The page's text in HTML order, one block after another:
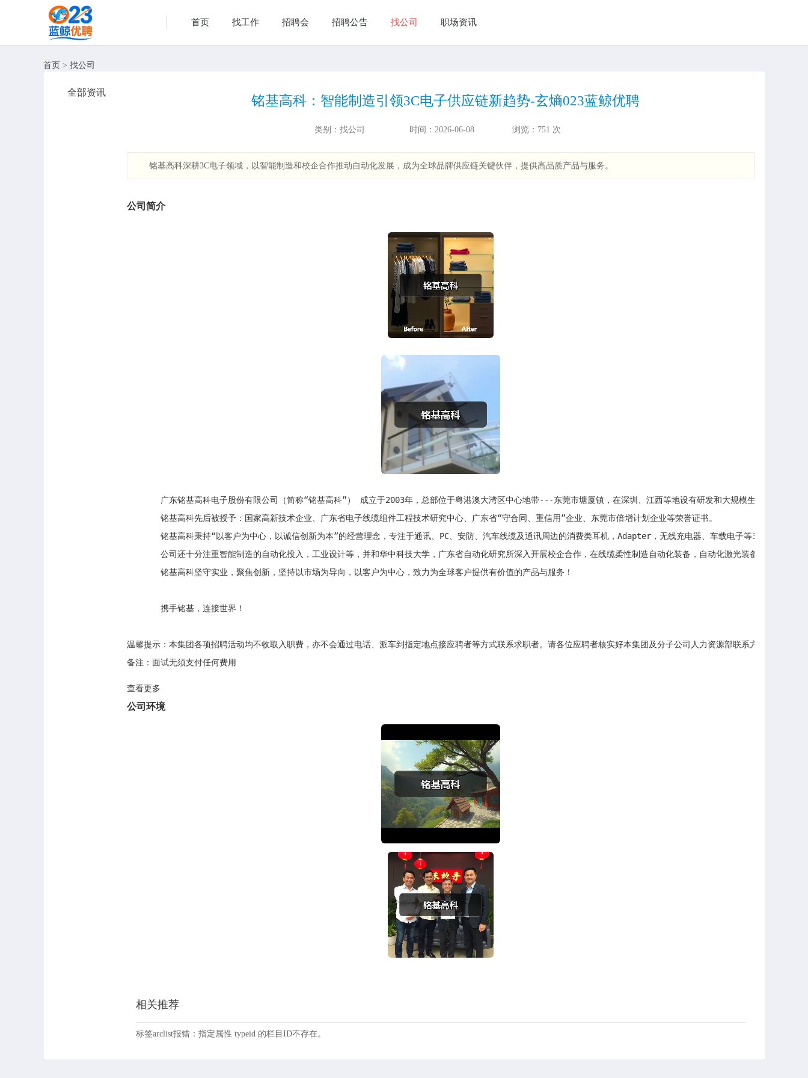
首页 找工作 招聘会 招聘公告 找公司 职场资讯
首页 > 找公司
全部资讯
铭基高科：智能制造引领3C电子供应链新趋势-玄熵023蓝鲸优聘
类别：找公司 时间： 2026-06-08 浏览： 751 次
铭基高科深耕3C电子领域，以智能制造和校企合作推动自动化发展，成为全球品牌供应链关键伙伴，提供高品质产品与服务。
公司简介
广东铭基高科电子股份有限公司（简称“铭基高科”） 成立于2003年，总部位于粤港澳大湾区中心地带---东莞市塘厦镇，在深圳、江西等地设有研发和大规模生产基地，在
       铭基高科先后被授予：国家高新技术企业、广东省电子线缆组件工程技术研究中心、广东省“守合同、重信用”企业、东莞市倍增计划企业等荣誉证书。
铭基高科秉持“以客户为中心，以诚信创新为本”的经营理念，专注于通讯、PC、安防、汽车线缆及通讯周边的消费类耳机，Adapter，无线充电器、车载电子等3C电子产品
公司还十分注重智能制造的自动化投入，工业设计等，并和华中科技大学，广东省自动化研究所深入开展校企合作，在线缆柔性制造自动化装备，自动化激光装备和视觉检测
       铭基高科坚守实业，聚焦创新，坚持以市场为导向，以客户为中心，致力为全球客户提供有价值的产品与服务！
       携手铭基，连接世界！
温馨提示：本集团各项招聘活动均不收取入职费，亦不会通过电话、派车到指定地点接应聘者等方式联系求职者。请各位应聘者核实好本集团及分子公司人力资源部联系方式及联
备注：面试无须支付任何费用
查看更多
公司环境
相关推荐
标签arclist报错：指定属性 typeid 的栏目ID不存在。